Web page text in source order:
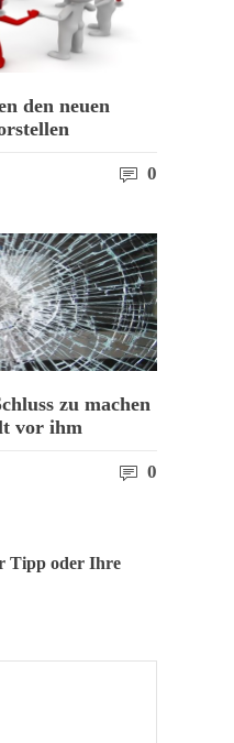
den neuen
0
zu machen
vor ihm
0
Tipp oder Ihre